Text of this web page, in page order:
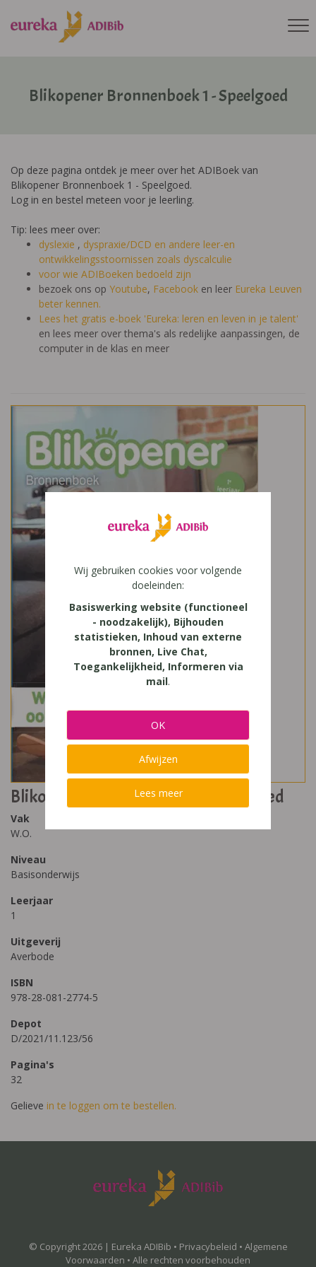
Blikopener Bronnenboek 1 - Speelgoed
Op deze pagina ontdek je meer over het ADIBoek van
Blikopener Bronnenboek 1 - Speelgoed.
Log in en bestel meteen voor je leerling.
Tip: lees meer over:
dyslexie , dyspraxie/DCD en andere leer-en
ontwikkelingsstoornissen zoals dyscalculie
voor wie ADIBoeken bedoeld zijn
bezoek ons op Youtube, Facebook en leer Eureka Leuven
beter kennen.
Lees het gratis e-boek 'Eureka: leren en leven in je talent'
en lees meer over thema's als redelijke aanpassingen, de
computer in de klas en meer
Blikopener Bronnenboek 1 - Speelgoed
Vak
W.O.
Niveau
Basisonderwijs
Leerjaar
1
Uitgeverij
Averbode
ISBN
978-28-081-2774-5
Depot
D/2021/11.123/56
Pagina's
32
Gelieve in te loggen om te bestellen.
© Copyright 2026 | Eureka ADIBib • Privacybeleid • Algemene
Voorwaarden • Alle rechten voorbehouden
Wij gebruiken cookies voor volgende
doeleinden:
Basiswerking website (functioneel
- noodzakelijk), Bijhouden
statistieken, Inhoud van externe
bronnen, Live Chat,
Toegankelijkheid, Informeren via
mail.
OK
Afwijzen
Lees meer